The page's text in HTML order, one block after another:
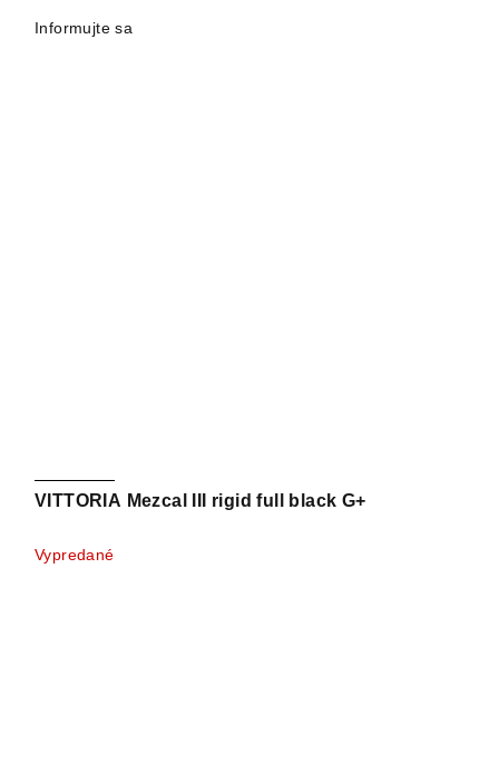
Informujte sa
VITTORIA Mezcal III rigid full black G+
Vypredané